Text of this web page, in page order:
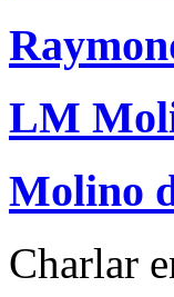
LM
Molino
Charlar